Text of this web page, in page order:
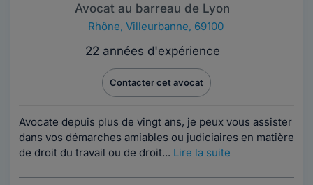
Avocat au barreau de Lyon
Rhône, Villeurbanne, 69100
22 années d'expérience
Contacter cet avocat
Avocate depuis plus de vingt ans, je peux vous assister
dans vos démarches amiables ou judiciaires en matière
de droit du travail ou de droit... Lire la suite